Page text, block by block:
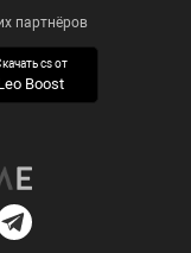
партнёров
кс 1.6
cs от
Boost